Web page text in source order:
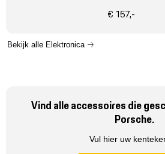
€ 157,-
Bekijk alle Elektronica
Vind alle accessoires die
Porsche.
Vul hier uw